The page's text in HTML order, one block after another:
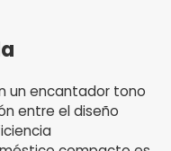
un encantador tono
entre el diseño